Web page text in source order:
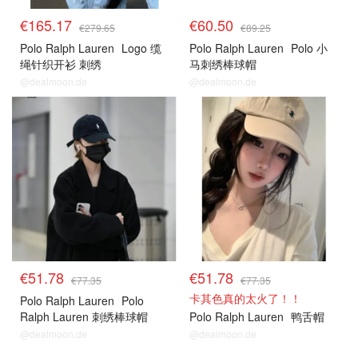
€165.17 €279.65
Polo Ralph Lauren Logo 缆
绳针织开衫 刺绣
@dealmoon.de
€60.50 €89.25
Polo Ralph Lauren Polo 小
马刺绣棒球帽
@dealmoon.de
€51.78 €77.35
Polo Ralph Lauren Polo
Ralph Lauren 刺绣棒球帽
@dealmoon.de
€51.78 €77.35
卡其色真的太火了！！
Polo Ralph Lauren 鸭舌帽
@dealmoon.de